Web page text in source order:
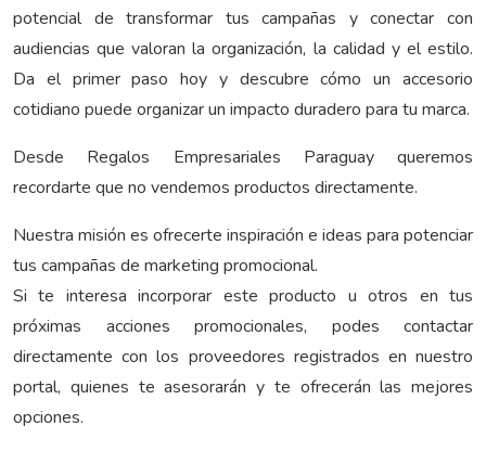
potencial de transformar tus campañas y conectar con
audiencias que valoran la organización, la calidad y el estilo.
Da el primer paso hoy y descubre cómo un accesorio
cotidiano puede organizar un impacto duradero para tu marca.
Desde Regalos Empresariales Paraguay queremos
recordarte que no vendemos productos directamente.
Nuestra misión es ofrecerte inspiración e ideas para potenciar
tus campañas de marketing promocional.
Si te interesa incorporar este producto u otros en tus
próximas acciones promocionales, podes contactar
directamente con los proveedores registrados en nuestro
portal, quienes te asesorarán y te ofrecerán las mejores
opciones.